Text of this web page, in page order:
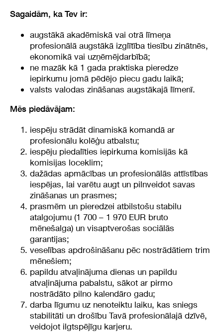
Sagaidām, ka Tev ir:
augstākā akadēmiskā vai otrā līmeņa
profesionālā augstākā izglītība tiesību zinātnēs,
ekonomikā vai uzņēmējdarbībā;
ne mazāk kā 1 gada praktiska pieredze
iepirkumu jomā pēdējo piecu gadu laikā;
valsts valodas zināšanas augstākajā līmenī.
Mēs piedāvājam:
iespēju strādāt dinamiskā komandā ar
profesionālu kolēģu atbalstu;
iespēju piedalīties iepirkuma komisijās kā
komisijas loceklim;
dažādas apmācības un profesionālās attīstības
iespējas, lai varētu augt un pilnveidot savas
zināšanas un prasmes;
prasmēm un pieredzei atbilstošu stabilu
atalgojumu (1 700 – 1 970 EUR bruto
mēnešalga) un visaptverošas sociālās
garantijas;
veselības apdrošināšanu pēc nostrādātiem trim
mēnešiem;
papildu atvaļinājuma dienas un papildu
atvaļinājuma pabalstu, sākot ar pirmo
nostrādāto pilno kalendāro gadu;
darba līgumu uz nenoteiktu laiku, kas sniegs
stabilitāti un drošību Tavā profesionālajā dzīvē,
veidojot ilgtspējīgu karjeru.